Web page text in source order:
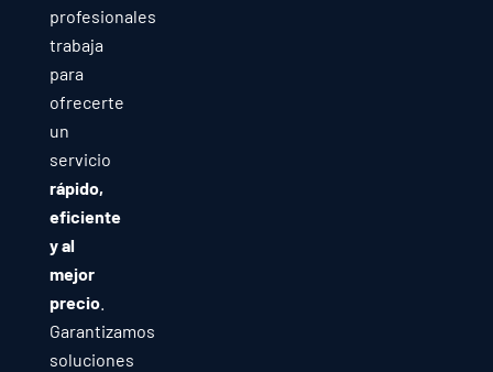
profesionales
trabaja
para
ofrecerte
un
servicio
rápido,
eficiente
y al
mejor
precio.
Garantizamos
soluciones